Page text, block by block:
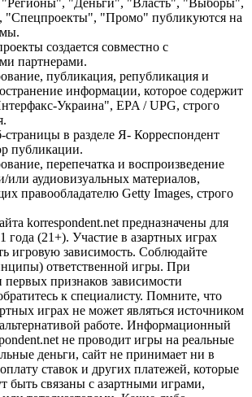
"Спецпроекты", "Промо" публикуются на
создается совместно с
партнерами.
публикация, републикация и
информации, которое содержит
Украина", EPA / UPG, строго
страницы в разделе Я- Корреспондент
публикации.
перепечатка и воспроизведение
или аудиовизуальных материалов,
правообладателю Getty Images, строго
korrespondent.net предназначены для
года (21+). Участие в азартных играх
игровую зависимость. Соблюдайте
ответственной игры. При
признаков зависимости
к специалисту. Помните, что
играх не может являться источником
работе. Информационный
не проводит игры на реальные
деньги, сайт не принимает ни в
ставок и других платежей, которые
быть связаны с азартными играми,